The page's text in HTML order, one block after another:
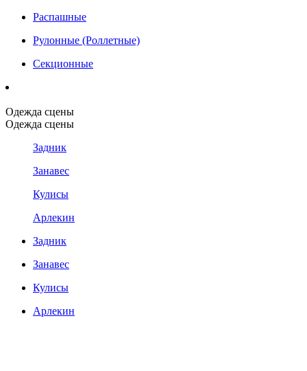
Распашные
Рулонные (Роллетные)
Секционные
Одежда сцены
Одежда сцены
Задник
Занавес
Кулисы
Арлекин
Задник
Занавес
Кулисы
Арлекин